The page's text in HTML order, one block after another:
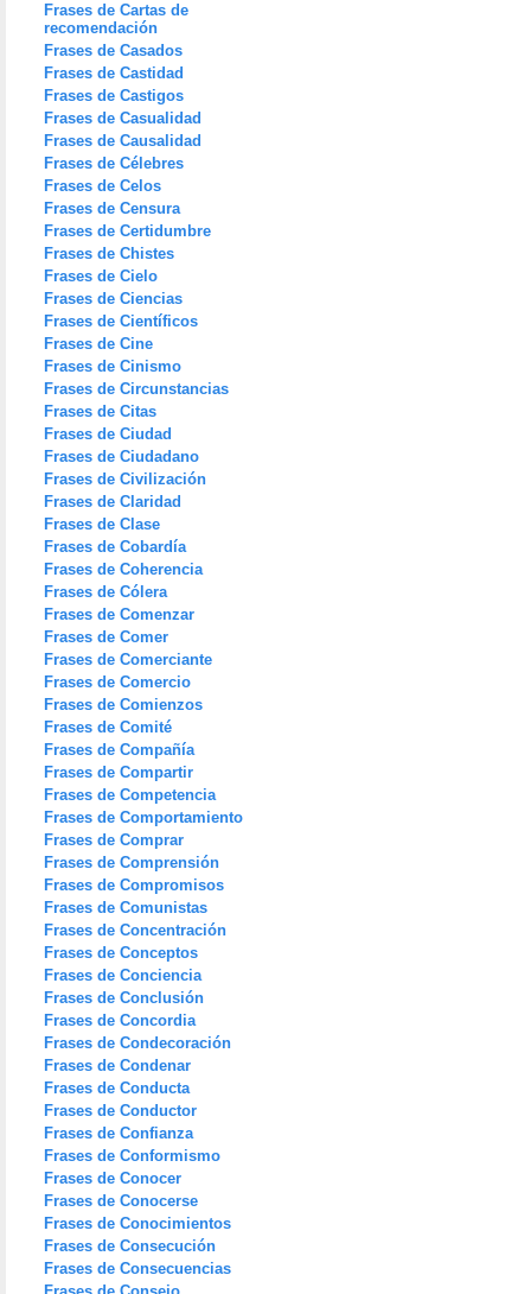
Frases de Cartas de
recomendación
Frases de Casados
Frases de Castidad
Frases de Castigos
Frases de Casualidad
Frases de Causalidad
Frases de Célebres
Frases de Celos
Frases de Censura
Frases de Certidumbre
Frases de Chistes
Frases de Cielo
Frases de Ciencias
Frases de Científicos
Frases de Cine
Frases de Cinismo
Frases de Circunstancias
Frases de Citas
Frases de Ciudad
Frases de Ciudadano
Frases de Civilización
Frases de Claridad
Frases de Clase
Frases de Cobardía
Frases de Coherencia
Frases de Cólera
Frases de Comenzar
Frases de Comer
Frases de Comerciante
Frases de Comercio
Frases de Comienzos
Frases de Comité
Frases de Compañía
Frases de Compartir
Frases de Competencia
Frases de Comportamiento
Frases de Comprar
Frases de Comprensión
Frases de Compromisos
Frases de Comunistas
Frases de Concentración
Frases de Conceptos
Frases de Conciencia
Frases de Conclusión
Frases de Concordia
Frases de Condecoración
Frases de Condenar
Frases de Conducta
Frases de Conductor
Frases de Confianza
Frases de Conformismo
Frases de Conocer
Frases de Conocerse
Frases de Conocimientos
Frases de Consecución
Frases de Consecuencias